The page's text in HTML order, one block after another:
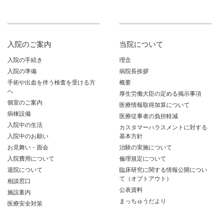
入院のご案内
入院の手続き
入院の準備
手術や出血を伴う検査を受ける方
へ
個室のご案内
病棟設備
入院中の生活
入院中のお願い
お見舞い・面会
入院費用について
退院について
相談窓口
施設案内
医療安全対策
当院について
理念
病院長挨拶
概要
厚生労働大臣の定める掲示事項
医療情報取得加算について
医療従事者の負担軽減
カスタマーハラスメントに対する
基本方針
治験の実施について
倫理規定について
臨床研究に関する情報公開につい
て（オプトアウト）
公表資料
まっちゅうだより